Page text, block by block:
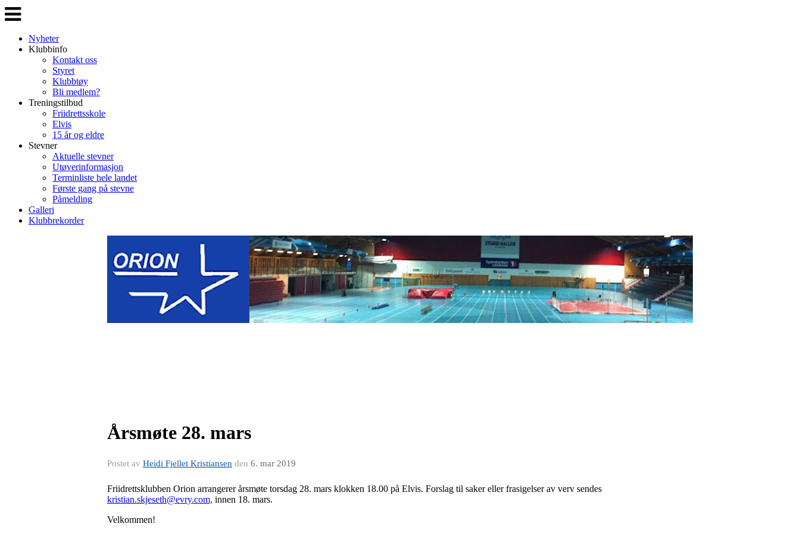
Veksle
navigasjon
Nyheter
Klubbinfo
Kontakt oss
Styret
Klubbtøy
Bli medlem?
Treningstilbud
Friidrettsskole
Elvis
15 år og eldre
Stevner
Aktuelle stevner
Utøverinformasjon
Terminliste hele landet
Første gang på stevne
Påmelding
Galleri
Klubbrekorder
Årsmøte 28. mars
Postet av Heidi Fjellet Kristiansen den 6. mar 2019
Friidrettsklubben Orion arrangerer årsmøte torsdag 28. mars klokken 18.00 på Elvis. Forslag til saker eller frasigelser av verv sendes
kristian.skjeseth@evry.com, innen 18. mars.
Velkommen!